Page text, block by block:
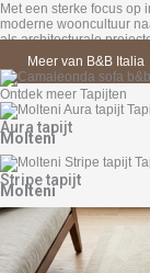
Met een sterke focus op
moderne wooncultuur
als architecturale
Meer van B&B Italia
Ontdek meer Tapijten
Aura tapijt
Molteni
Stripe tapijt
Molteni